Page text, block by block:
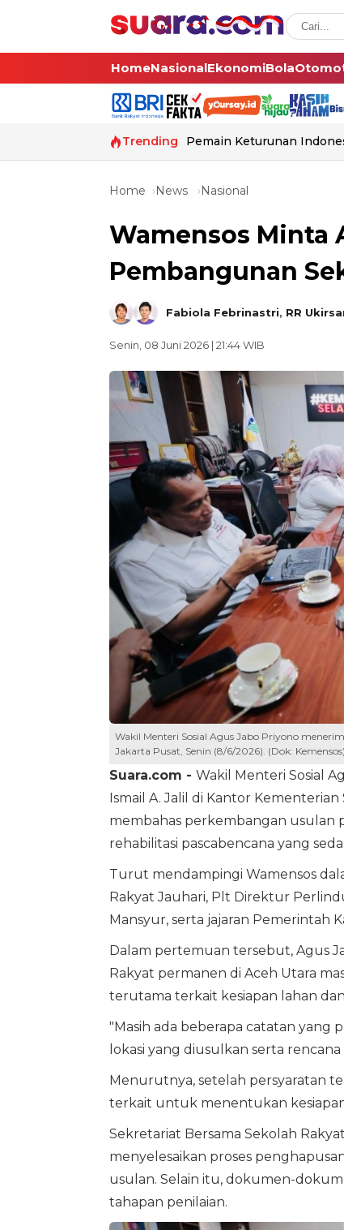
HomeNasionalEkonomiBola
Trending Pemain Keturunan
Home News Nasional
Wamensos Minta
Pembangunan
Fabiola Febrinastri, RR
Senin, 08 Juni 2026 | 21:44 WIB
Wakil Menteri Sosial Agus Jabo Priyono
Jakarta Pusat, Senin (8/6/2026). (Dok: Kemensos)
Suara.com - Wakil Menteri Sosial
Ismail A. Jalil di Kantor
membahas perkembangan usulan
rehabilitasi pascabencana yang
Turut mendampingi Wamensos
Rakyat Jauhari, Plt Direktur
Mansyur, serta jajaran Pemerintah
Dalam pertemuan tersebut, Agus
Rakyat permanen di Aceh Utara
terutama terkait kesiapan lahan
"Masih ada beberapa catatan yang
lokasi yang diusulkan serta
Menurutnya, setelah persyaratan
terkait untuk menentukan
Sekretariat Bersama Sekolah
menyelesaikan proses
usulan. Selain itu, dokumen-
tahapan penilaian.